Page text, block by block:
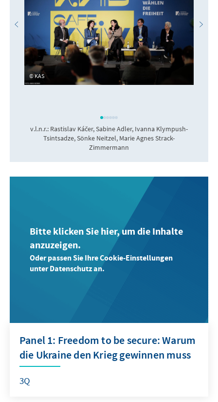
KAS
v.l.n.r.: Rastislav Káčer, Sabine Adler, Ivanna Klympush-
Tsintsadze, Sönke Neitzel, Marie Agnes Strack-
Zimmermann
Bitte klicken Sie hier, um die Inhalte
anzuzeigen.
Oder passen Sie Ihre Cookie-Einstellungen
unter Datenschutz an.
Panel 1: Freedom to be secure: Warum
die Ukraine den Krieg gewinnen muss
3Q